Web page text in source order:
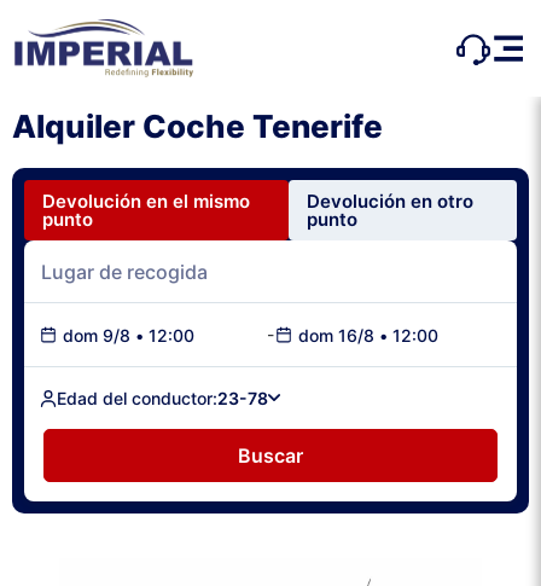
Alquiler Coche Tenerife
Devolución en el mismo
punto
Devolución en otro
punto
dom 9/8 • 12:00 - dom 16/8 • 12:00
Edad del conductor:23-78
Buscar